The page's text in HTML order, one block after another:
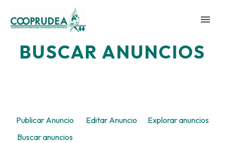
BUSCAR ANUNCIOS
Publicar Anuncio Editar Anuncio
Explorar anuncios
Buscar anuncios